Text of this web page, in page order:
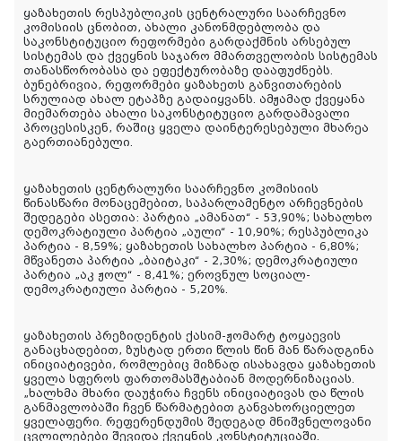
ყაზახეთის რესპუბლიკის ცენტრალური საარჩევნო
კომისიის ცნობით, ახალი კანონმდებლობა და
საკონსტიტუციო რეფორმები გარდაქმნის არსებულ
სისტემას და ქვეყნის საჯარო მმართველობის სისტემას
თანასწორობასა და ეფექტურობაზე დააფუძნებს.
ბუნებრივია, რეფორმები ყაზახეთს განვითარების
სრულიად ახალ ეტაპზე გადაიყვანს. ამჟამად ქვეყანა
მიემართება ახალი საკონსტიტუციო გარდამავალი
პროცესისკენ, რაშიც ყველა დაინტერესებული მხარეა
გაერთიანებული.
ყაზახეთის ცენტრალური საარჩევნო კომისიის
წინასწარი მონაცემებით, საპარლამენტო არჩევნების
შედეგები ასეთია: პარტია „ამანათ“ - 53,90%; სახალხო
დემოკრატიული პარტია „აული“ - 10,90%; რესპუბლიკა
პარტია - 8,59%; ყაზახეთის სახალხო პარტია - 6,80%;
მწვანეთა პარტია „ბაიტაკი“ - 2,30%; დემოკრატიული
პარტია „აკ ჟოლ“ - 8,41%; ეროვნულ სოციალ-
დემოკრატიული პარტია - 5,20%.
ყაზახეთის პრეზიდენტის ქასიმ-ჟომარტ ტოყაევის
განაცხადებით, ზუსტად ერთი წლის წინ მან წარადგინა
ინიციატივები, რომლებიც მიზნად ისახავდა ყაზახეთის
ყველა სფეროს ფართომასშტაბიან მოდერნიზაციას.
„ხალხმა მხარი დაუჭირა ჩვენს ინიციატივას და წლის
განმავლობაში ჩვენ წარმატებით განვახორციელეთ
ყველაფერი. რეფერენდუმის შედეგად მნიშვნელოვანი
ცვლილებები შევიდა ქვეყნის კონსტიტუციაში.